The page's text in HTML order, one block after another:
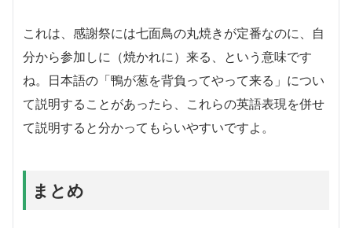
これは、感謝祭には七面鳥の丸焼きが定番なのに、自
分から参加しに（焼かれに）来る、という意味です
ね。日本語の「鴨が葱を背負ってやって来る」につい
て説明することがあったら、これらの英語表現を併せ
て説明すると分かってもらいやすいですよ。
まとめ